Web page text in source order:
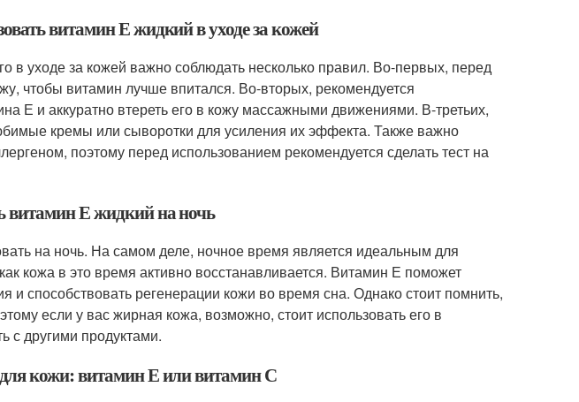
витамин Е жидкий в уходе за кожей
в уходе за кожей важно соблюдать несколько правил. Во-первых, перед
чтобы витамин лучше впитался. Во-вторых, рекомендуется
Е и аккуратно втереть его в кожу массажными движениями. В-третьих,
кремы или сыворотки для усиления их эффекта. Также важно
поэтому перед использованием рекомендуется сделать тест на
витамин Е жидкий на ночь
на ночь. На самом деле, ночное время является идеальным для
кожа в это время активно восстанавливается. Витамин Е поможет
и способствовать регенерации кожи во время сна. Однако стоит помнить,
если у вас жирная кожа, возможно, стоит использовать его в
с другими продуктами.
кожи: витамин Е или витамин С